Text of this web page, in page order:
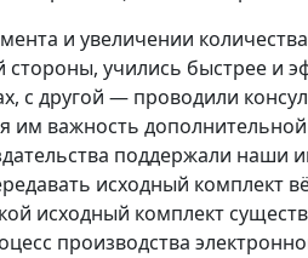
и увеличении
учились быстрее и
с другой — проводили
им важность
поддержали наши
исходный комплект
исходный комплект
производства